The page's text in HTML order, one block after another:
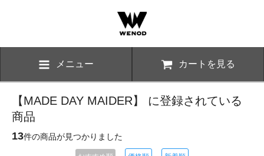
メニュー カートを見る
【MADE DAY MAIDER】 に登録されている
商品
13件の商品が見つかりました